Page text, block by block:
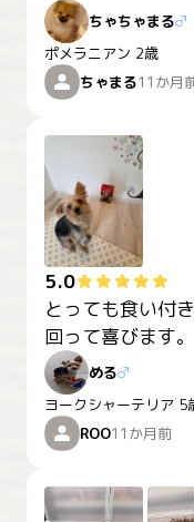
ちゃちゃまる♂
ポメラニアン 2歳
ちゃまる11か月
5.0
とっても食い付
回って喜びます。
める♂
ヨークシャーテリア 5
ROO11か月前